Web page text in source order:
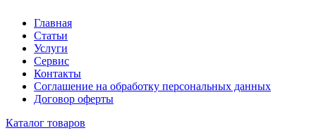
Главная
Статьи
Услуги
Сервис
Контакты
Соглашение на обработку персональных данных
Договор оферты
Каталог товаров